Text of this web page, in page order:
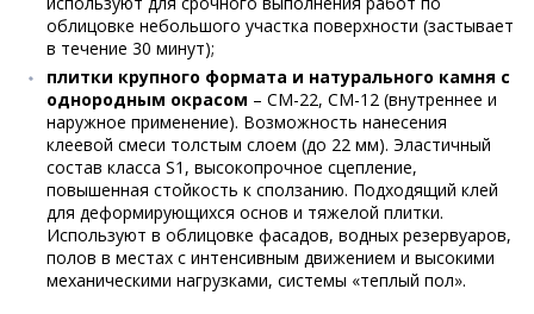
облицовке небольшого участка поверхности (застывает
в течение 30 минут);
плитки крупного формата и натурального камня с
однородным окрасом – СМ-22, СМ-12 (внутреннее и
наружное применение). Возможность нанесения
клеевой смеси толстым слоем (до 22 мм). Эластичный
состав класса S1, высокопрочное сцепление,
повышенная стойкость к сползанию. Подходящий клей
для деформирующихся основ и тяжелой плитки.
Используют в облицовке фасадов, водных резервуаров,
полов в местах с интенсивным движением и высокими
механическими нагрузками, системы «теплый пол».